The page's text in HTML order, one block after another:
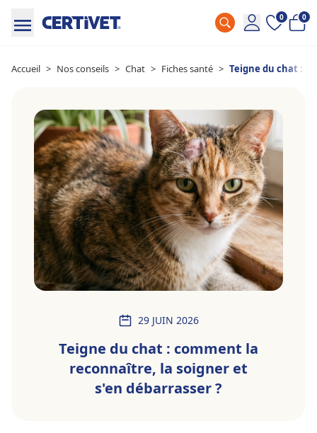
0 0
Accueil > Nos conseils > Chat > Fiches santé > Teigne du chat :
29 JUIN 2026
Teigne du chat : comment la
reconnaître, la soigner et
s'en débarrasser ?